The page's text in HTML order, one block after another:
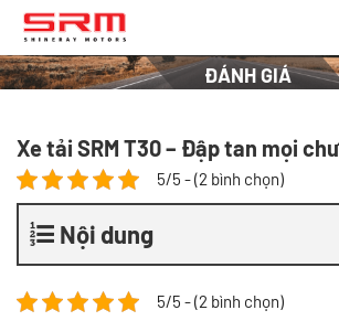
Chuyển
đến
nội
dung
ĐÁNH GIÁ
Xe tải SRM T30 – Đập tan mọi
5/5 - (2 bình chọn)
Nội dung
5/5 - (2 bình chọn)